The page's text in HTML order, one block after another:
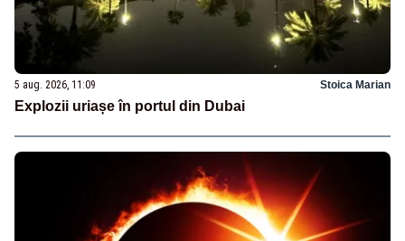
5 aug. 2026, 11:09 Stoica Marian
Explozii uriașe în portul din Dubai